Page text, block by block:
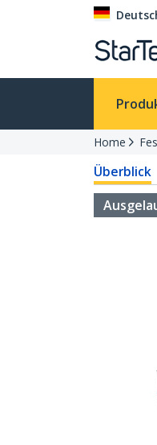
Home
Überblick